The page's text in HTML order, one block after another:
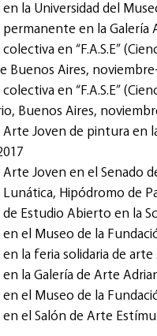
en la Universidad del
permanente en la
colectiva en “F.A.S.E”
Buenos Aires,
en “F.A.S.E”
Buenos Aires,
Arte Joven de pintura en
Arte Joven en el Senado
Lunática, Hipódromo de
de Estudio Abierto en la
en el Museo de la
en la feria solidaria de
en la Galería de Arte
en el Museo de la
en el Salón de Arte